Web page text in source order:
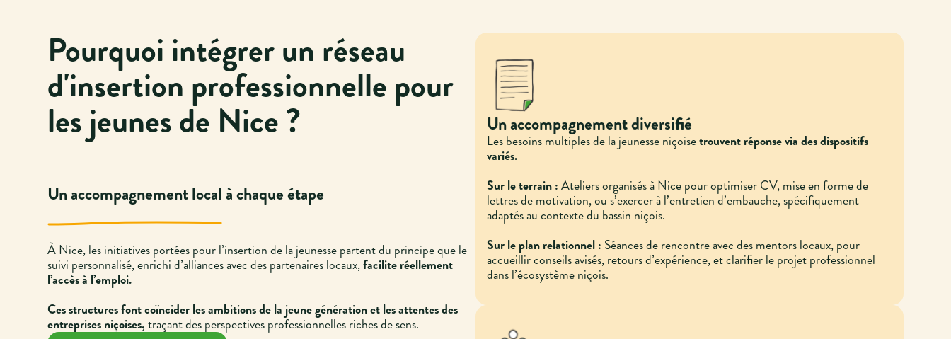
Pourquoi intégrer un réseau
d'insertion professionnelle pour
les jeunes de Nice ?
Un accompagnement local à chaque étape
À Nice, les initiatives portées pour l’insertion de la jeunesse partent du principe que le
suivi personnalisé, enrichi d’alliances avec des partenaires locaux,facilite réellement
l’accès à l’emploi.
Ces structures font coïncider les ambitions de la jeune génération et les attentes des
entreprises niçoises,traçant des perspectives professionnelles riches de sens.
Un accompagnement diversifié
Les besoins multiples de la jeunesse niçoisetrouvent réponse via des dispositifs
variés.
Sur le terrain :Ateliers organisés à Nice pour optimiser CV, mise en forme de
lettres de motivation, ou s’exercer à l’entretien d’embauche, spécifiquement
adaptés au contexte du bassin niçois.
Sur le plan relationnel : Séances de rencontre avec des mentors locaux, pour
accueillir conseils avisés, retours d’expérience, et clarifier le projet professionnel
dans l’écosystème niçois.